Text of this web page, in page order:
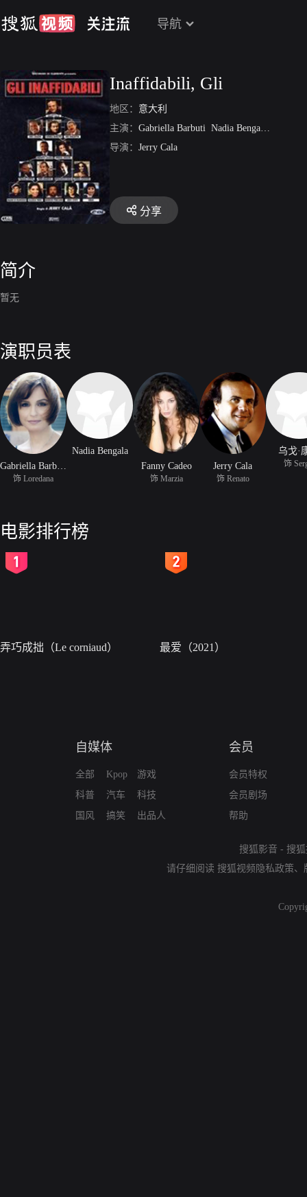
导航
Inaffidabili, Gli
地区： 意大利
主演： Gabriella Barbuti Nadia Bengala
导演： Jerry Cala
分享
简介
暂无
演职员表
饰 Loredana
Nadia Bengala
Fanny Cadeo
饰 Marzia
Jerry Cala
饰 Renato
乌戈·
饰
电影排行榜
弄巧成拙（Le corniaud） 最爱（2021）
自媒体
全部
科普
国风
Kpop
汽车
搞笑
游戏
科技
出品人
会员
会员特权
会员剧场
帮助
搜狐影音 - 搜
请仔细阅读 搜狐视频隐私政策、